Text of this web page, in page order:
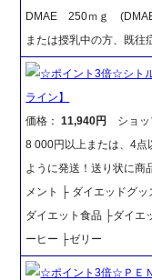
DMAE 250ｍｇ (DMAE
または授乳中の方、既往
☆ポイント3倍☆シト
ライン】
価格：11,940円
ショッ
8 000円以上または、4点
ように発送！送り状に商
メント ├ ダイエッドグ
ダイエット食品 ├ダイエ
ーヒー ├ゼリー
☆ポイント3倍☆ＰＥ